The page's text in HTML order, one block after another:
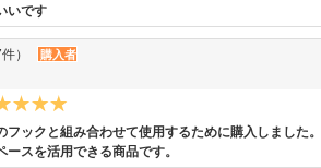
いです
） 購入者
フックと組み合わせて使用するために購入しました。
ースを活用できる商品です。